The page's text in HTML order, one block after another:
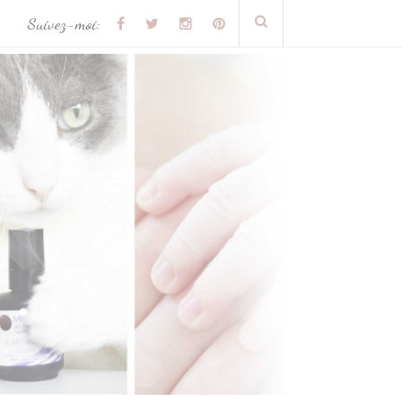
Suivez-moi: